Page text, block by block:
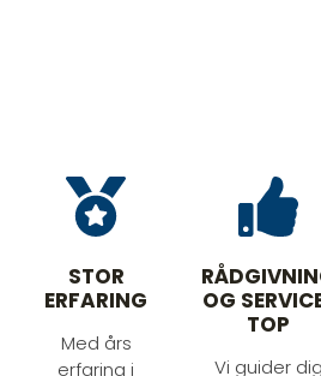
STOR
ERFARING
Med års
erfaring i
OG
TOP
Vi guider dig